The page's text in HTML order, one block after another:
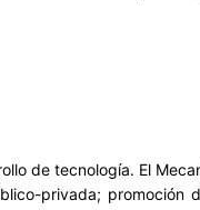
de tecnología. El
privada; promoción